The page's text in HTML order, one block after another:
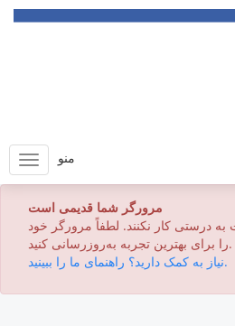
منو
مرورگر شما قدیمی است
درستی کار نکنند. لطفاً مرورگر خود
را برای بهترین تجربه به‌روزرسانی کنید.
نیاز به کمک دارید؟ راهنمای ما را ببینید.